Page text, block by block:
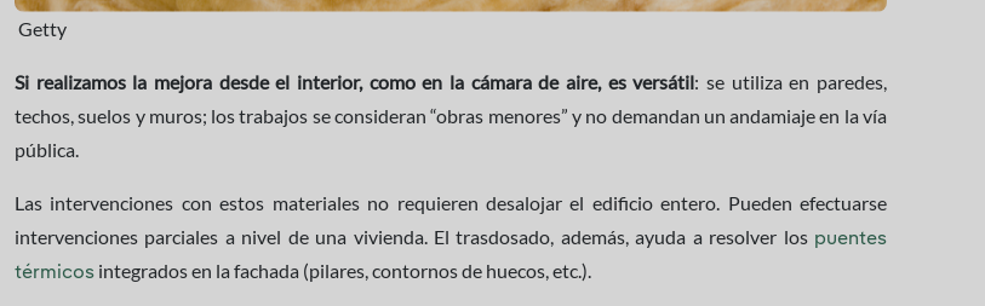
Getty
Si realizamos la mejora desde el interior, como en la cámara de aire, es versátil: se utiliza en paredes,
techos, suelos y muros; los trabajos se consideran “obras menores” y no demandan un andamiaje en la vía
pública.
Las intervenciones con estos materiales no requieren desalojar el edificio entero. Pueden efectuarse
intervenciones parciales a nivel de una vivienda. El trasdosado, además, ayuda a resolver los puentes
térmicos integrados en la fachada (pilares, contornos de huecos, etc.).